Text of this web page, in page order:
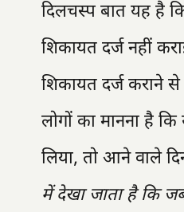
दिलचस्प बात यह है
शिकायत दर्ज नहीं
शिकायत दर्ज कराने से
लोगों का मानना है
लिया, तो आने वाले
में देखा जाता है कि